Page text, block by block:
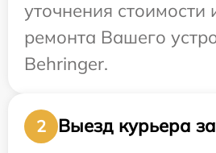
уточнения стоимости
ремонта Вашего
Behringer.
2
Выезд курьера